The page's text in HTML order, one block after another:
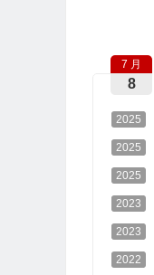
7 月
8
2025
2025
2025
2023
2023
2022